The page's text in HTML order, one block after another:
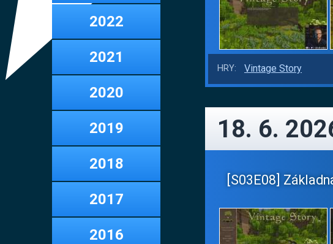
2022
2021
2020
2019
2018
2017
2016
HRY: Vintage Story
18. 6.
[S03E08]